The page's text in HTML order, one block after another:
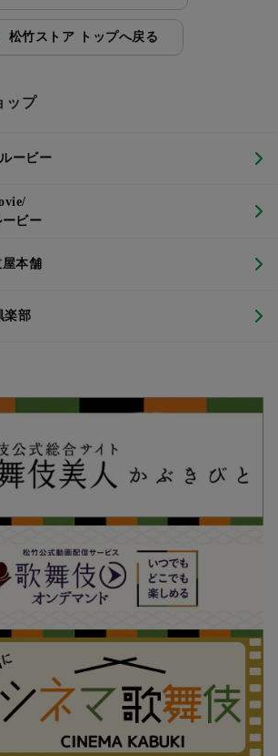
松竹ストア トップへ戻る
ップ
ービー
ビー
本舗
楽部